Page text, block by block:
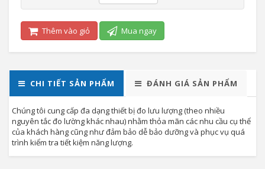
Thêm vào giỏ Mua ngay
CHI TIẾT SẢN PHẨM ĐÁNH GIÁ SẢN PHẨM
Chúng tôi cung cấp đa dạng thiết bị đo lưu lượng (theo nhiều
nguyên tắc đo lường khác nhau) nhằm thỏa mãn các nhu cầu cụ thể
của khách hàng cũng như đảm bảo dễ bảo dưỡng và phục vụ quá
trình kiểm tra tiết kiệm năng lượng.